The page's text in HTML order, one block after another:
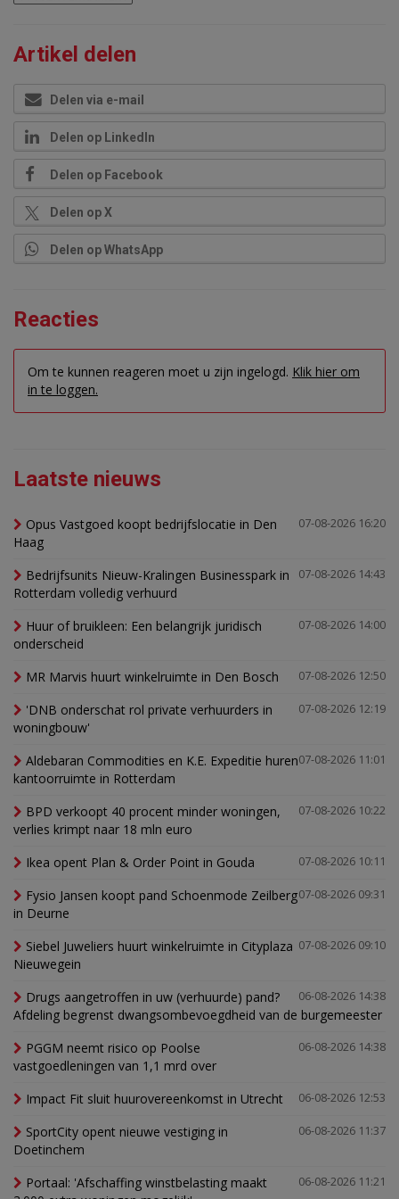
Artikel delen
Delen via e-mail
Delen op LinkedIn
Delen op Facebook
Delen op X
Delen op WhatsApp
Reacties
Om te kunnen reageren moet u zijn ingelogd. Klik hier om
in te loggen.
Laatste nieuws
07-08-2026 16:20
Opus Vastgoed koopt bedrijfslocatie in Den
Haag
07-08-2026 14:43
Bedrijfsunits Nieuw-Kralingen Businesspark in
Rotterdam volledig verhuurd
07-08-2026 14:00
Huur of bruikleen: Een belangrijk juridisch
onderscheid
07-08-2026 12:50
MR Marvis huurt winkelruimte in Den Bosch
07-08-2026 12:19
'DNB onderschat rol private verhuurders in
woningbouw'
07-08-2026 11:01
Aldebaran Commodities en K.E. Expeditie huren
kantoorruimte in Rotterdam
07-08-2026 10:22
BPD verkoopt 40 procent minder woningen,
verlies krimpt naar 18 mln euro
07-08-2026 10:11
Ikea opent Plan & Order Point in Gouda
07-08-2026 09:31
Fysio Jansen koopt pand Schoenmode Zeilberg
in Deurne
07-08-2026 09:10
Siebel Juweliers huurt winkelruimte in Cityplaza
Nieuwegein
06-08-2026 14:38
Drugs aangetroffen in uw (verhuurde) pand?
Afdeling begrenst dwangsombevoegdheid van de burgemeester
06-08-2026 14:38
PGGM neemt risico op Poolse
vastgoedleningen van 1,1 mrd over
06-08-2026 12:53
Impact Fit sluit huurovereenkomst in Utrecht
06-08-2026 11:37
SportCity opent nieuwe vestiging in
Doetinchem
06-08-2026 11:21
Portaal: 'Afschaffing winstbelasting maakt